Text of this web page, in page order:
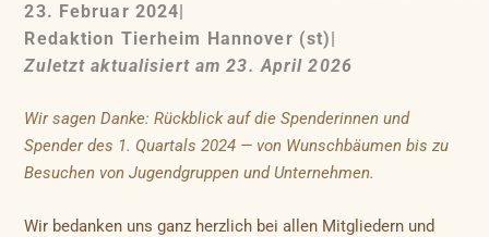
23. Februar 2024|
Redaktion Tierheim Hannover (st)|
Zuletzt aktualisiert am 23. April 2026
Wir sagen Danke: Rückblick auf die Spenderinnen und
Spender des 1. Quartals 2024 — von Wunschbäumen bis zu
Besuchen von Jugendgruppen und Unternehmen.
Wir bedanken uns ganz herzlich bei allen Mitgliedern und